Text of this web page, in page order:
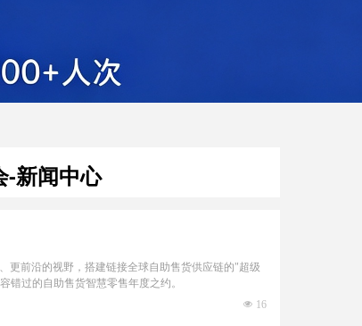
-新闻中心
更前沿的视野，搭建链接全球自助售货供应链的"超级
过的自助售货智慧零售年度之约。
넶 16